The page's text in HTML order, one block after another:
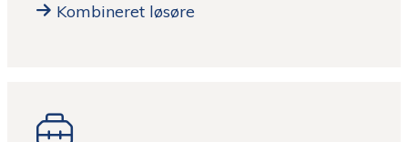
Kombineret løsøre